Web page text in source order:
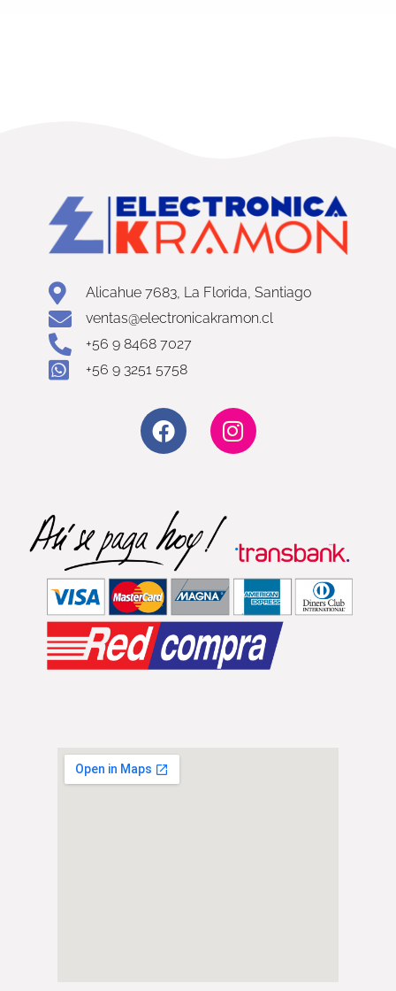
Alicahue 7683, La Florida, Santiago
ventas@electronicakramon.cl
+56 9 8468 7027
+56 9 3251 5758